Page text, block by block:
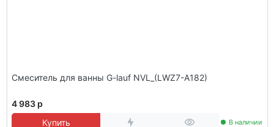
Смеситель для ванны G-lauf NVL_(LWZ7-A182)
4 983 р
Купить
В наличии